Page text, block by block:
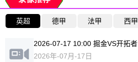
英超 德甲 法甲 西甲
2026-07-17 10:00 掘金VS开拓者
2026年-07月-17日